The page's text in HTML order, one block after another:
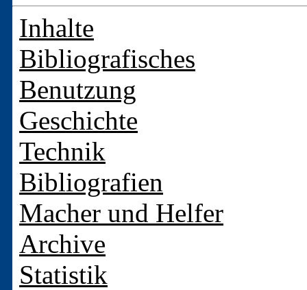
Inhalte
Bibliografisches
Benutzung
Geschichte
Technik
Bibliografien
Macher und Helfer
Archive
Statistik